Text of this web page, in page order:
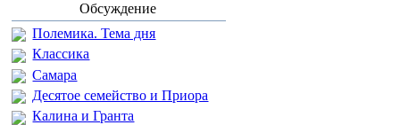
Обсуждение
Полемика. Тема дня
Классика
Самара
Десятое семейство и Приора
Калина и Гранта